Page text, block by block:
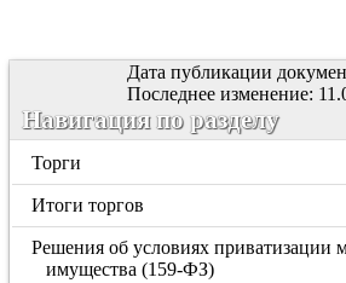
Дата публикации
Последнее изменение:
Навигация по разделу
Торги
Итоги торгов
Решения об условиях приватизации
имущества (159-ФЗ)